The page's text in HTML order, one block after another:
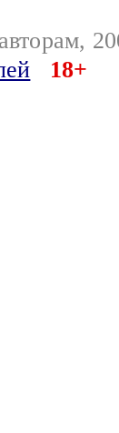
18+